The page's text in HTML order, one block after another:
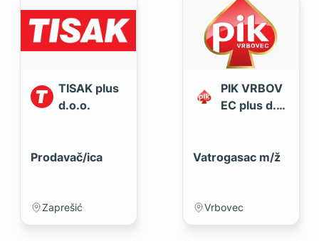
TISAK plus
d.o.o.
Prodavač/ica
Zaprešić
PIK VRBOV
EC plus d.o.
Vatrogasac m/ž
Vrbovec